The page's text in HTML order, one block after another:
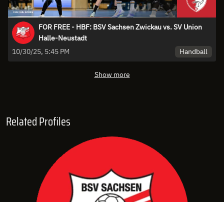
FOR FREE - HBF: BSV Sachsen Zwickau vs. SV Union
Halle-Neustadt
10/30/25, 5:45 PM
Handball
Show more
Related Profiles